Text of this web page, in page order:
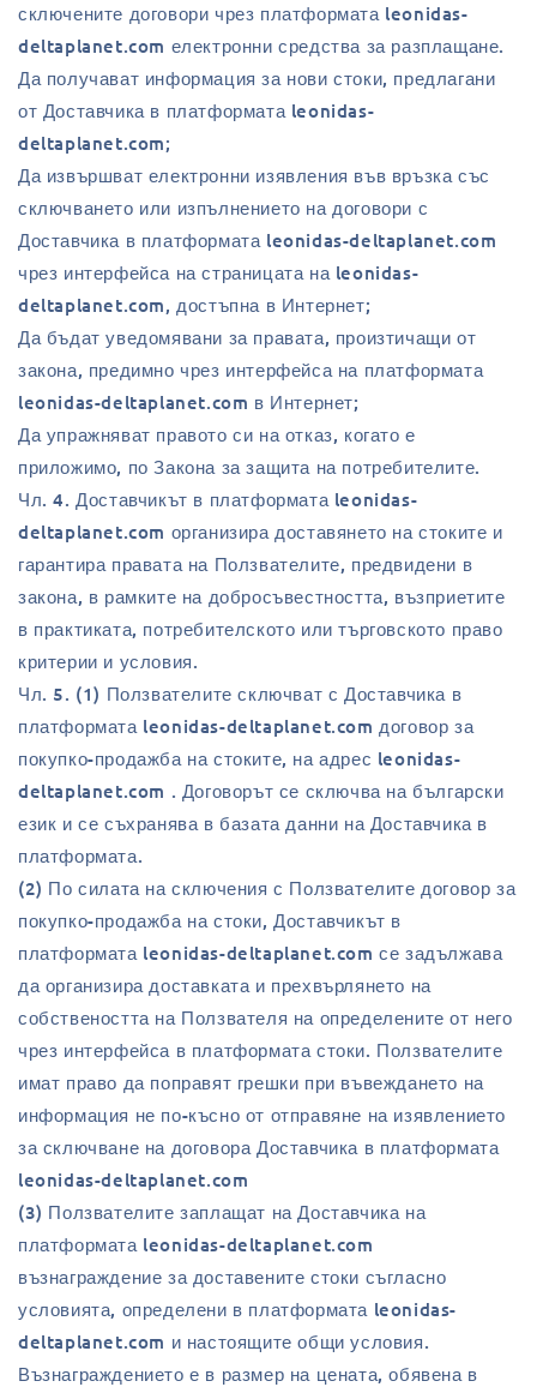
сключените договори чрез платформата leonidas-
deltaplanet.com електронни средства за разплащане.
Да получават информация за нови стоки, предлагани
от Доставчика в платформата leonidas-
deltaplanet.com;
Да извършват електронни изявления във връзка със
сключването или изпълнението на договори с
Доставчика в платформата leonidas-deltaplanet.com
чрез интерфейса на страницата на leonidas-
deltaplanet.com, достъпна в Интернет;
Да бъдат уведомявани за правата, произтичащи от
закона, предимно чрез интерфейса на платформата
leonidas-deltaplanet.com в Интернет;
Да упражняват правото си на отказ, когато е
приложимо, по Закона за защита на потребителите.
Чл. 4. Доставчикът в платформата leonidas-
deltaplanet.com организира доставянето на стоките и
гарантира правата на Ползвателите, предвидени в
закона, в рамките на добросъвестността, възприетите
в практиката, потребителското или търговското право
критерии и условия.
Чл. 5. (1) Ползвателите сключват с Доставчика в
платформата leonidas-deltaplanet.com договор за
покупко-продажба на стоките, на адрес leonidas-
deltaplanet.com . Договорът се сключва на български
език и се съхранява в базата данни на Доставчика в
платформата.
(2) По силата на сключения с Ползвателите договор за
покупко-продажба на стоки, Доставчикът в
платформата leonidas-deltaplanet.com се задължава
да организира доставката и прехвърлянето на
собствеността на Ползвателя на определените от него
чрез интерфейса в платформата стоки. Ползвателите
имат право да поправят грешки при въвеждането на
информация не по-късно от отправяне на изявлението
за сключване на договора Доставчика в платформата
leonidas-deltaplanet.com
(3) Ползвателите заплащат на Доставчика на
платформата leonidas-deltaplanet.com
възнаграждение за доставените стоки съгласно
условията, определени в платформата leonidas-
deltaplanet.com и настоящите общи условия.
Възнаграждението е в размер на цената, обявена в